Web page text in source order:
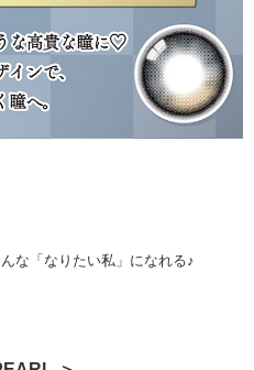
な「なりたい私」になれる♪